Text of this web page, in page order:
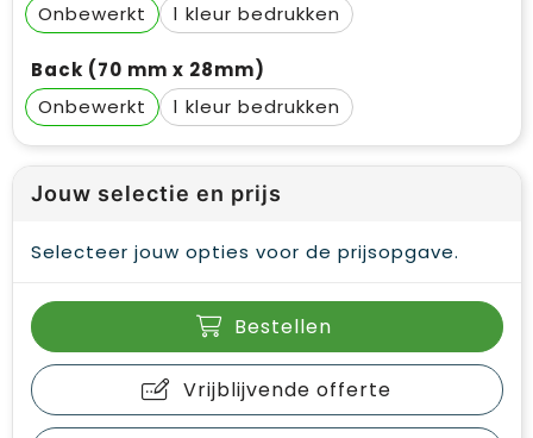
Onbewerkt
1
Back (70 mm x 28mm)
Onbewerkt
1
Jouw selectie en prijs
Selecteer jouw opties voor de prijsopgave.
Bestellen
Vrijblijvende offerte